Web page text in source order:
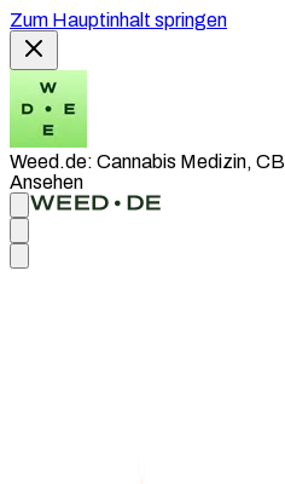
Zum Hauptinhalt springen
Weed.de: Cannabis Medizin,
Ansehen